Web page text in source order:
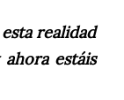
realidad
estáis